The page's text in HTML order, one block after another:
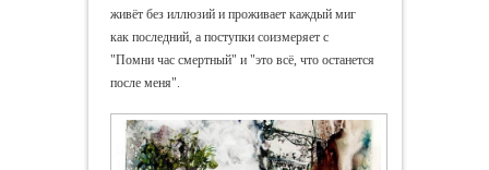
живёт без иллюзий и проживает каждый миг
как последний, а поступки соизмеряет с
"Помни час смертный" и "это всё, что останется
после меня".